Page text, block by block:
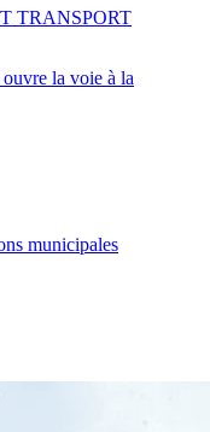
la voie à la
TRANSPORT
municipales